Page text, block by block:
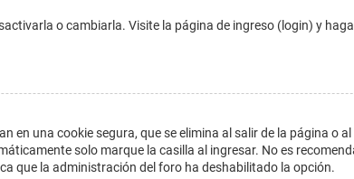
o cambiarla. Visite la página de ingreso (login) y
en una cookie segura, que se elimina al salir de la página o
solo marque la casilla al ingresar. No es
que la administración del foro ha deshabilitado la opción.